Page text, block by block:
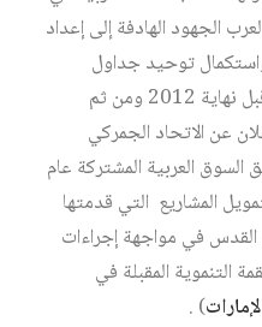
الجهود الهادفة إلى إعداد
توحيد جداول
التعرفة الجمركية للدول العربية قبل نهاية 2012 ومن ثم
عن الاتحاد الجمركي
بتحقيق السوق العربية المشتركة عام
المشاريع التي قدمتها
في مواجهة إجراءات
التنموية المقبلة في
) .